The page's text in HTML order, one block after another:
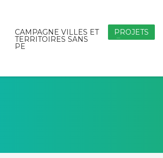
CAMPAGNE VILLES ET
TERRITOIRES SANS
PE
PROJETS